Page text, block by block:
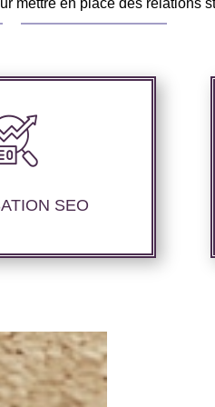
mettre en place des relations
SEO
propose des services
de site web,
contenu afin de